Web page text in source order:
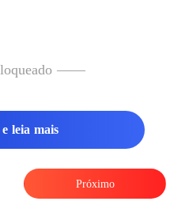
——
leia mais
Próximo